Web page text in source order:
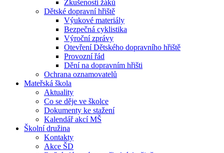
Zkušenosti žáků
Dětské dopravní hřiště
Výukové materiály
Bezpečná cyklistika
Výroční zprávy
Otevření Dětského dopravního hřiště
Provozní řád
Dění na dopravním hřišti
Ochrana oznamovatelů
Mateřská škola
Aktuality
Co se děje ve školce
Dokumenty ke stažení
Kalendář akcí MŠ
Školní družina
Kontakty
Akce ŠD